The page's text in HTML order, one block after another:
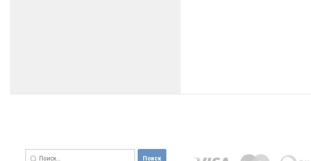
Найти: